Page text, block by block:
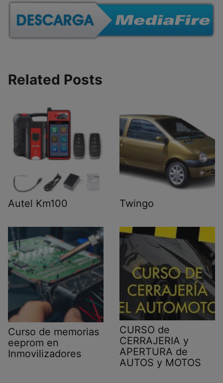
Related Posts
Autel Km100 Twingo
Curso de memorias
eeprom en
Inmovilizadores
CURSO de
CERRAJERIA y
APERTURA de
AUTOS y MOTOS